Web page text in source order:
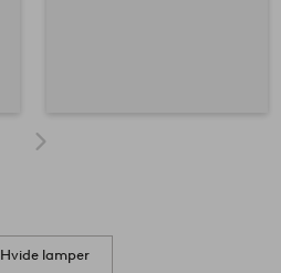
Hvide lamper